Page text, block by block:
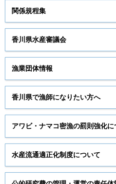
関係規程集
香川県水産審議会
漁業団体情報
香川県で漁師になりたい方へ
アワビ・ナマコ密漁の罰則強化に
水産流通適正化制度について